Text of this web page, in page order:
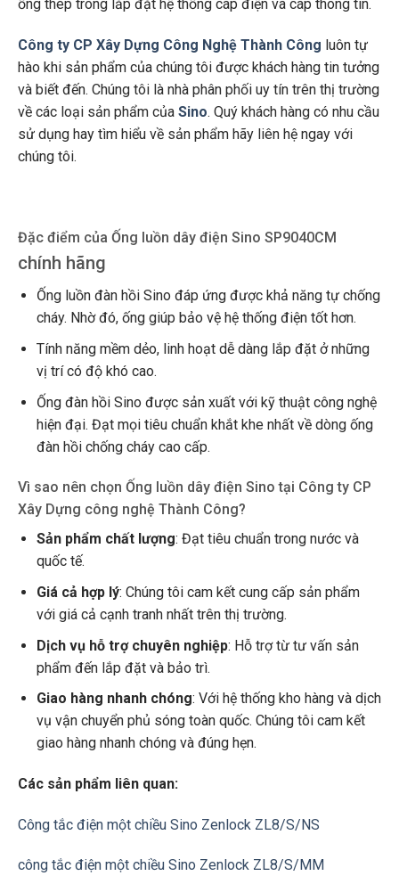
ống thép trong lắp đặt hệ thống cáp điện và cáp thông tin.
Công ty CP Xây Dựng Công Nghệ Thành Công luôn tự
hào khi sản phẩm của chúng tôi được khách hàng tin tưởng
và biết đến. Chúng tôi là nhà phân phối uy tín trên thị trường
về các loại sản phẩm của Sino. Quý khách hàng có nhu cầu
sử dụng hay tìm hiểu về sản phẩm hãy liên hệ ngay với
chúng tôi.
Đặc điểm của Ống luồn dây điện Sino SP9040CM
chính hãng
Ống luồn đàn hồi Sino đáp ứng được khả năng tự chống
cháy. Nhờ đó, ống giúp bảo vệ hệ thống điện tốt hơn.
Tính năng mềm dẻo, linh hoạt dễ dàng lắp đặt ở những
vị trí có độ khó cao.
Ống đàn hồi Sino được sản xuất với kỹ thuật công nghệ
hiện đại. Đạt mọi tiêu chuẩn khắt khe nhất về dòng ống
đàn hồi chống cháy cao cấp.
Vì sao nên chọn Ống luồn dây điện Sino tại Công ty CP
Xây Dựng công nghệ Thành Công?
Sản phẩm chất lượng: Đạt tiêu chuẩn trong nước và
quốc tế.
Giá cả hợp lý: Chúng tôi cam kết cung cấp sản phẩm
với giá cả cạnh tranh nhất trên thị trường.
Dịch vụ hỗ trợ chuyên nghiệp: Hỗ trợ từ tư vấn sản
phẩm đến lắp đặt và bảo trì.
Giao hàng nhanh chóng: Với hệ thống kho hàng và dịch
vụ vận chuyển phủ sóng toàn quốc. Chúng tôi cam kết
giao hàng nhanh chóng và đúng hẹn.
Các sản phẩm liên quan:
Công tắc điện một chiều Sino Zenlock ZL8/S/NS
công tắc điện một chiều Sino Zenlock ZL8/S/MM